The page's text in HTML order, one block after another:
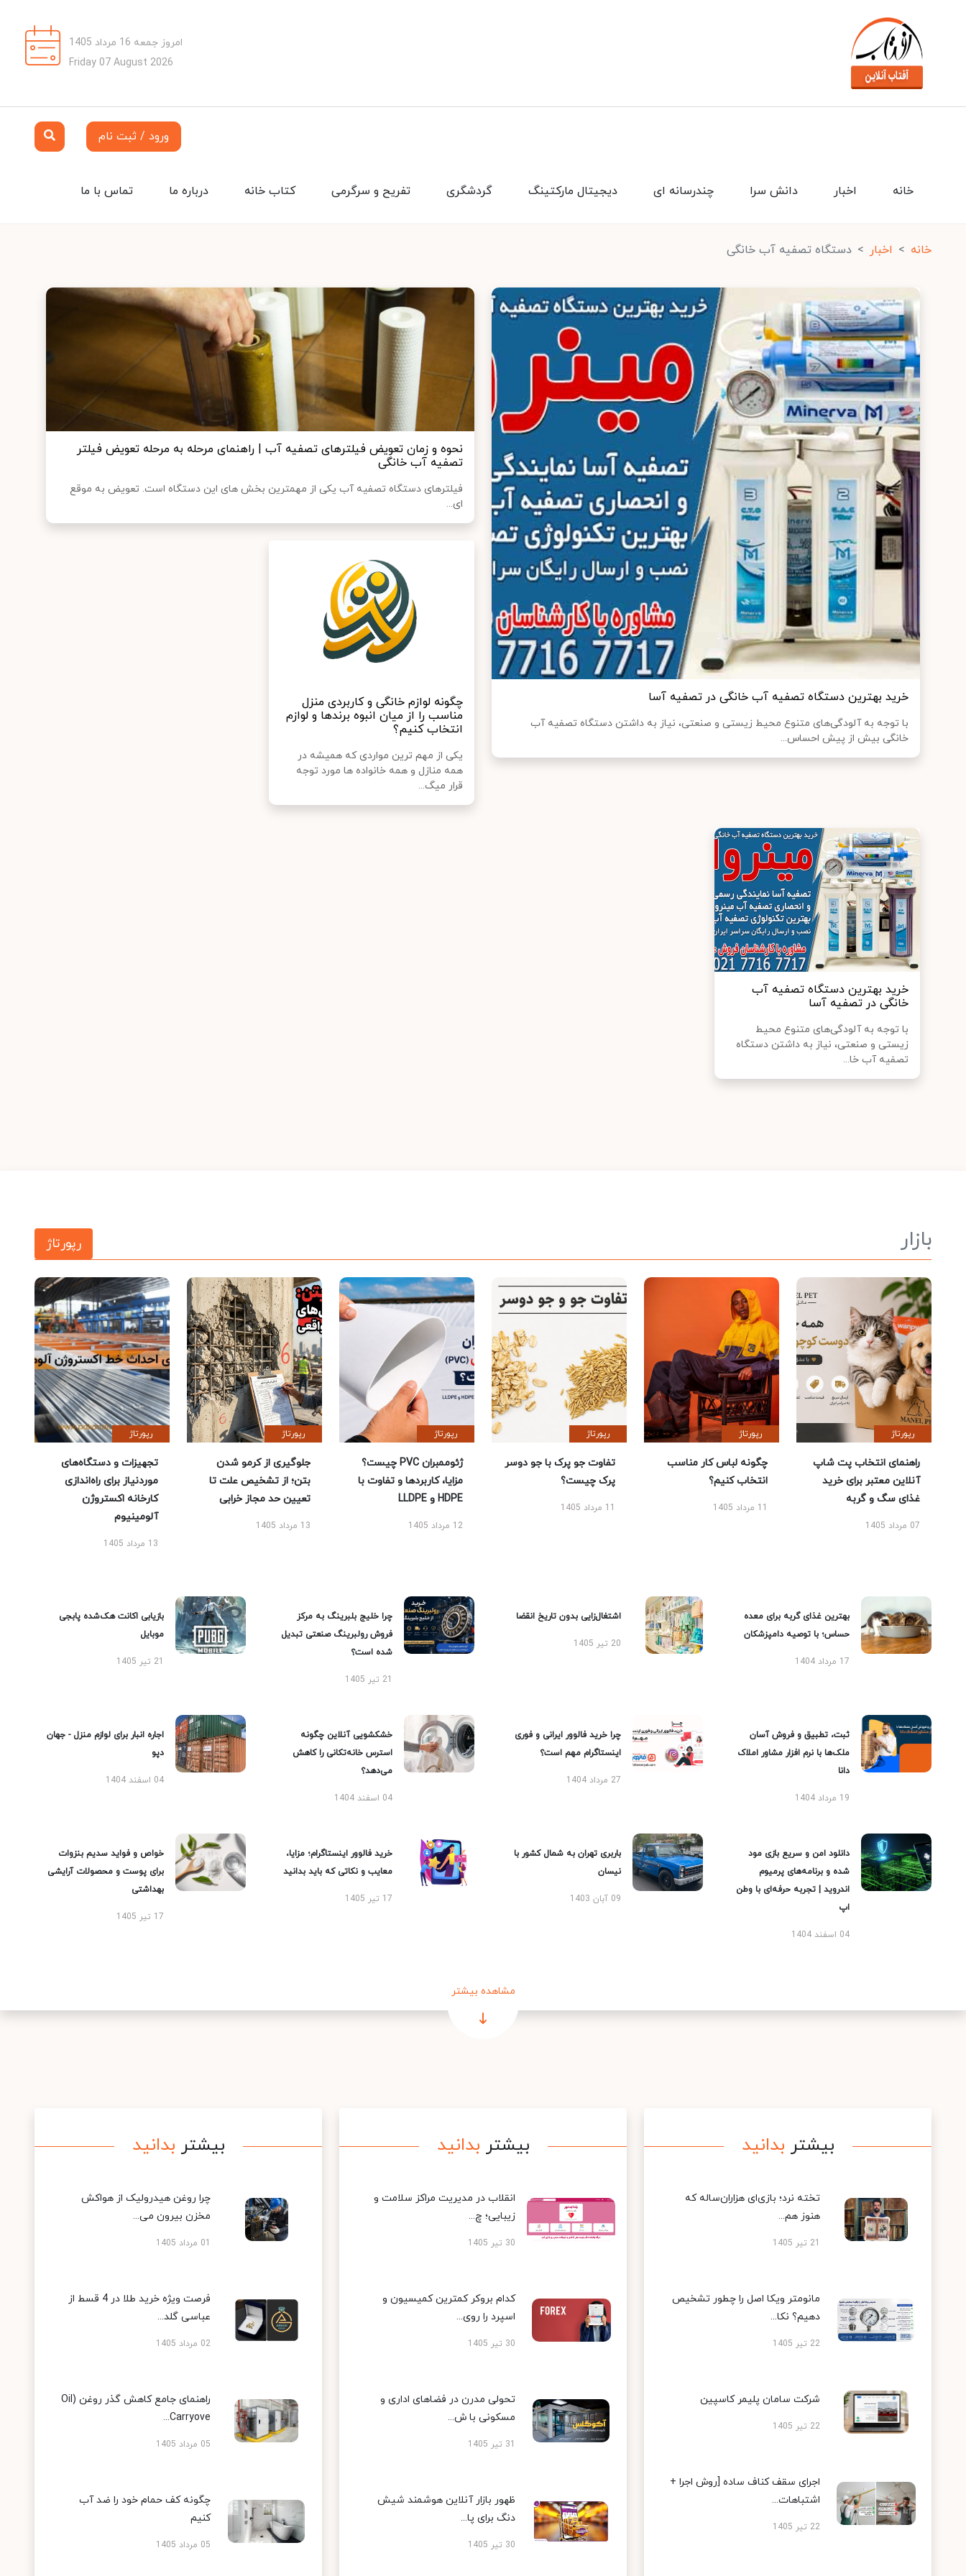
امروز جمعه 16 مرداد 1405
Friday 07 August 2026
ورود / ثبت نام
تماس با ما درباره ما کتاب خانه تفریح و سرگرمی گردشگری دیجیتال مارکتینگ چندرسانه ای دانش سرا اخبار خانه
خانه اخبار دستگاه تصفیه آب خانگی
خرید بهترین دستگاه تصفیه آب خانگی در تصفیه آسا
با توجه به آلودگی‌های متنوع محیط زیستی و صنعتی، نیاز به داشتن دستگاه تصفیه آب
خانگی بیش از پیش احساس...
نحوه و زمان تعویض فیلترهای تصفیه آب | راهنمای مرحله به مرحله تعویض فیلتر
تصفیه آب خانگی
فیلترهای دستگاه تصفیه آب یکی از مهمترین بخش های این دستگاه است. تعویض به موقع
ای...
چگونه لوازم خانگی و کاربردی منزل
مناسب را از میان انبوه برندها و لوازم
انتخاب کنیم؟
یکی از مهم ترین مواردی که همیشه در
همه منازل و همه خانواده ها مورد توجه
قرار میگ...
خرید بهترین دستگاه تصفیه آب
خانگی در تصفیه آسا
با توجه به آلودگی‌های متنوع محیط
زیستی و صنعتی، نیاز به داشتن دستگاه
تصفیه آب خا...
بازار رپورتاژ
رپورتاژ
راهنمای انتخاب پت شاپ
آنلاین معتبر برای خرید
غذای سگ و گربه
07 مرداد 1405
رپورتاژ
چگونه لباس کار مناسب
انتخاب کنیم؟
11 مرداد 1405
رپورتاژ
تفاوت جو پرک با جو دوسر
پرک چیست؟
11 مرداد 1405
رپورتاژ
ژئوممبران PVC چیست؟
مزایا، کاربردها و تفاوت با
HDPE و LLDPE
12 مرداد 1405
رپورتاژ
جلوگیری از کرمو شدن
بتن؛ از تشخیص علت تا
تعیین حد مجاز خرابی
13 مرداد 1405
رپورتاژ
تجهیزات و دستگاه‌های
موردنیاز برای راه‌اندازی
کارخانه اکستروژن
آلومینیوم
13 مرداد 1405
بهترین غذای گربه برای معده
حساس؛ با توصیه دامپزشکان
17 مرداد 1404
اشتغال‌زایی بدون تاریخ انقضا
20 تیر 1405
چرا خلیج بلبرینگ به مرکز
فروش رولبرینگ صنعتی تبدیل
شده است؟
21 تیر 1405
بازیابی اکانت هک‌شده پابجی
موبایل
21 تیر 1405
ثبت، تطبیق و فروش آسان
ملک‌ها با نرم افزار مشاور املاک
دانا
19 مرداد 1404
چرا خرید فالوور ایرانی و فوری
اینستاگرام مهم است؟
27 مرداد 1404
خشکشویی آنلاین چگونه
استرس خانه‌تکانی را کاهش
می‌دهد؟
04 اسفند 1404
اجاره انبار برای لوازم منزل - جهان
دپو
04 اسفند 1404
دانلود امن و سریع بازی مود
شده و برنامه‌های پرمیوم
اندروید | تجربه حرفه‌ای با وطن
اپ
04 اسفند 1404
باربری تهران به شمال کشور با
نیسان
09 آبان 1403
خرید فالوور اینستاگرام؛ مزایا،
معایب و نکاتی که باید بدانید
17 تیر 1405
خواص و فواید سدیم بنزوات
برای پوست و محصولات آرایشی
بهداشتی
17 تیر 1405
مشاهده بیشتر
بیشتر بدانید
تخته نرد؛ بازی‌ای هزاران‌ساله که
هنوز هم...
21 تیر 1405
مانومتر ویکا اصل را چطور تشخیص
دهیم؟ نکا...
22 تیر 1405
شرکت سامان پلیمر کاسپین
22 تیر 1405
اجرای سقف کناف ساده [روش اجرا +
اشتباهات...
22 تیر 1405
بیشتر بدانید
انقلاب در مدیریت مراکز سلامت و
زیبایی؛ چ...
30 تیر 1405
کدام بروکر کمترین کمیسیون و
اسپرد را روی...
30 تیر 1405
تحولی مدرن در فضاهای اداری و
مسکونی با ش...
31 تیر 1405
ظهور بازار آنلاین هوشمند شیش
دنگ برای پا...
30 تیر 1405
بیشتر بدانید
چرا روغن هیدرولیک از هواکش
مخزن بیرون می...
01 مرداد 1405
فرصت ویژه خرید طلا در 4 قسط از
عباسی گلد...
02 مرداد 1405
راهنمای جامع کاهش گذر روغن (Oil
Carryove...
05 مرداد 1405
چگونه کف حمام خود را ضد آب
کنیم
05 مرداد 1405